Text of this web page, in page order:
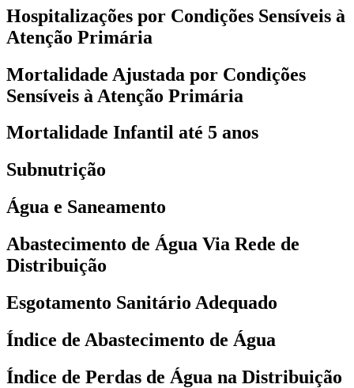
Hospitalizações por Condições Sensíveis à
Atenção Primária
Mortalidade Ajustada por Condições
Sensíveis à Atenção Primária
Mortalidade Infantil até 5 anos
Subnutrição
Água e Saneamento
Abastecimento de Água Via Rede de
Distribuição
Esgotamento Sanitário Adequado
Índice de Abastecimento de Água
Índice de Perdas de Água na Distribuição